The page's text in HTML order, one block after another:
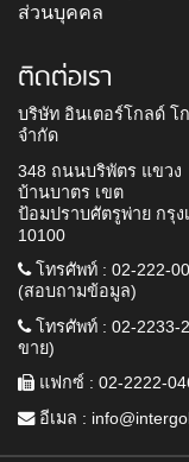
ส่วนบุคคล
ติดต่อเรา
บริษัท อินเตอร์โกลด์ โ
จำกัด
348 ถนนบริพัตร แขวง
บ้านบาตร เขต
ป้อมปราบศัตรูพ่าย กรุง
10100
โทรศัพท์ : 02-222-
(สอบถามข้อมูล)
โทรศัพท์ : 02-2233-
ขาย)
แฟกซ์ : 02-2222-
อีเมล :